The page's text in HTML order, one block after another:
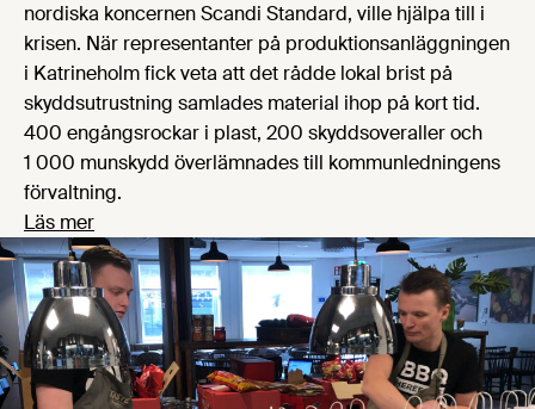
nordiska koncernen Scandi Standard, ville hjälpa till i
krisen. När representanter på produktionsanläggningen
i Katrineholm fick veta att det rådde lokal brist på
skyddsutrustning samlades material ihop på kort tid.
400 engångsrockar i plast, 200 skyddsoveraller och
1 000 munskydd överlämnades till kommunledningens
förvaltning.
Läs mer